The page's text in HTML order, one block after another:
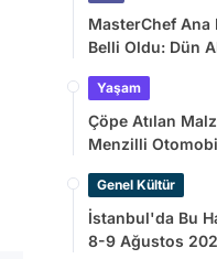
MasterChef Ana
Belli Oldu: Dün
Yaşam
Çöpe Atılan
Menzilli
Genel Kültür
İstanbul'da Bu
8-9 Ağustos